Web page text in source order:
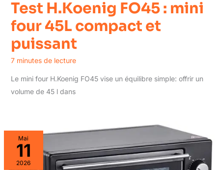
Test H.Koenig FO45 : mini
four 45L compact et
puissant
7 minutes de lecture
Le mini four H.Koenig FO45 vise un équilibre simple: offrir un
volume de 45 l dans
Mai
11
2026